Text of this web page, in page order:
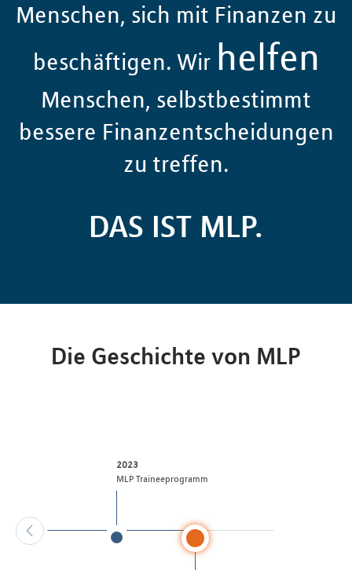
Menschen, sich mit Finanzen zu
beschäftigen. Wir helfen
Menschen, selbstbestimmt
bessere Finanzentscheidungen
zu treffen.
DAS IST MLP.
Die Geschichte von MLP
2023
MLP Traineeprogramm